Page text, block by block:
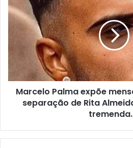
Marcelo Palma expõe
separação de Rita